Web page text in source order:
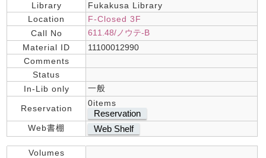
Library
Fukakusa Library
Location
F-Closed 3F
Call No
611.48/ノウテ-B
Material ID
11100012990
Comments
Status
In-Lib only
一般
Reservation
0items
Reservation
Web書棚 Web Shelf
Volumes